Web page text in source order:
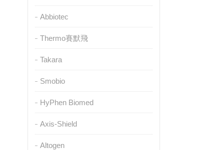
Abbiotec
Thermo賽默飛
Takara
Smobio
HyPhen Biomed
Axis-Shield
Altogen